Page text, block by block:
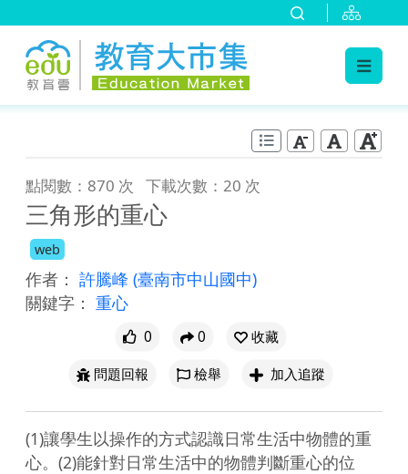
點閱數：870 次 下載次數：20 次
三角形的重心
web
作者： 許騰峰 (臺南市中山國中)
關鍵字： 重心
0 0
收藏
問題回報
檢舉 加入追蹤
(1)讓學生以操作的方式認識日常生活中物體的重
心。(2)能針對日常生活中的物體判斷重心的位